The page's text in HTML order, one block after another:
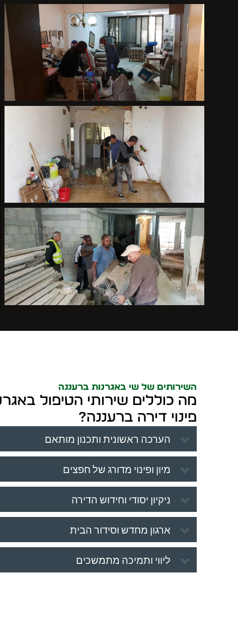
השירותים של שי באגרנות ברעננה
מה כוללים שירותי הטיפול
פינוי דירה ברעננה?
הערכה ראשונית ותכנון מותאם
מיון ופינוי מדורג של חפצים
ניקיון יסודי וחידוש הדירה
ארגון מחדש וסידור הבית
ליווי ותמיכה מתמשכים